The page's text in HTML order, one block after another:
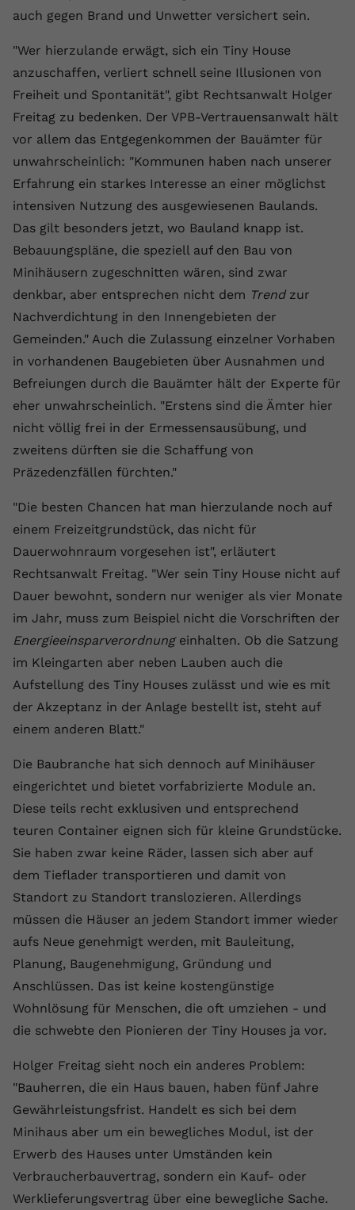
auch gegen Brand und Unwetter versichert sein.
"Wer hierzulande erwägt, sich ein Tiny House
anzuschaffen, verliert schnell seine Illusionen von
Freiheit und Spontanität", gibt Rechtsanwalt Holger
Freitag zu bedenken. Der VPB-Vertrauensanwalt hält
vor allem das Entgegenkommen der Bauämter für
unwahrscheinlich: "Kommunen haben nach unserer
Erfahrung ein starkes Interesse an einer möglichst
intensiven Nutzung des ausgewiesenen Baulands.
Das gilt besonders jetzt, wo Bauland knapp ist.
Bebauungspläne, die speziell auf den Bau von
Minihäusern zugeschnitten wären, sind zwar
denkbar, aber entsprechen nicht dem Trendzur
Nachverdichtung in den Innengebieten der
Gemeinden." Auch die Zulassung einzelner Vorhaben
in vorhandenen Baugebieten über Ausnahmen und
Befreiungen durch die Bauämter hält der Experte für
eher unwahrscheinlich. "Erstens sind die Ämter hier
nicht völlig frei in der Ermessensausübung, und
zweitens dürften sie die Schaffung von
Präzedenzfällen fürchten."
"Die besten Chancen hat man hierzulande noch auf
einem Freizeitgrundstück, das nicht für
Dauerwohnraum vorgesehen ist", erläutert
Rechtsanwalt Freitag. "Wer sein Tiny House nicht auf
Dauer bewohnt, sondern nur weniger als vier Monate
im Jahr, muss zum Beispiel nicht die Vorschriften der
Energieeinsparverordnungeinhalten. Ob die Satzung
im Kleingarten aber neben Lauben auch die
Aufstellung des Tiny Houses zulässt und wie es mit
der Akzeptanz in der Anlage bestellt ist, steht auf
einem anderen Blatt."
Die Baubranche hat sich dennoch auf Minihäuser
eingerichtet und bietet vorfabrizierte Module an.
Diese teils recht exklusiven und entsprechend
teuren Container eignen sich für kleine Grundstücke.
Sie haben zwar keine Räder, lassen sich aber auf
dem Tieflader transportieren und damit von
Standort zu Standort translozieren. Allerdings
müssen die Häuser an jedem Standort immer wieder
aufs Neue genehmigt werden, mit Bauleitung,
Planung, Baugenehmigung, Gründung und
Anschlüssen. Das ist keine kostengünstige
Wohnlösung für Menschen, die oft umziehen - und
die schwebte den Pionieren der Tiny Houses ja vor.
Holger Freitag sieht noch ein anderes Problem:
"Bauherren, die ein Haus bauen, haben fünf Jahre
Gewährleistungsfrist. Handelt es sich bei dem
Minihaus aber um ein bewegliches Modul, ist der
Erwerb des Hauses unter Umständen kein
Verbraucherbauvertrag, sondern ein Kauf- oder
Werklieferungsvertrag über eine bewegliche Sache.
Name yt.innertube::requests
Anbieter youtube.com
Laufzeit Session
Zweck
registriert eine eindeutige ID, um
Daten darüber zu speichern, welche
Videos von YouTube der Nutzer
Name yt.innertube::nextId
Anbieter Youtube.com
Laufzeit Session
Zweck
Dieser von YouTube gesetzte Cookie
registriert eine eindeutige ID, um
Daten darüber zu speichern, welche
Videos von YouTube der Nutzer
Name yt-remote-connected-devices
Anbieter Youtube.com
Laufzeit Session
Zweck
YouTube setzt diesen Cookie, um die
Videopräferenzen des Nutzers zu
speichern, der eingebettete YouTube-
Videos verwendet.